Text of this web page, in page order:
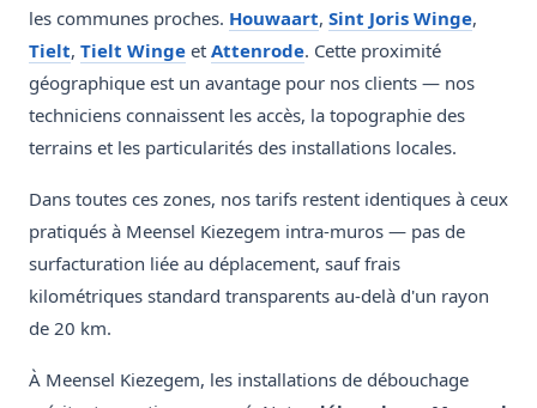
les communes proches. Houwaart, Sint Joris Winge,
Tielt, Tielt Winge et Attenrode. Cette proximité
géographique est un avantage pour nos clients — nos
techniciens connaissent les accès, la topographie des
terrains et les particularités des installations locales.
Dans toutes ces zones, nos tarifs restent identiques à ceux
pratiqués à Meensel Kiezegem intra-muros — pas de
surfacturation liée au déplacement, sauf frais
kilométriques standard transparents au-delà d'un rayon
de 20 km.
À Meensel Kiezegem, les installations de débouchage